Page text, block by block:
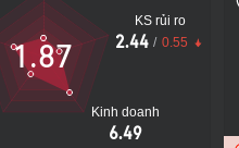
Kinh doanh
6.49
KS rủi ro
2.44 / 0.55
1.87